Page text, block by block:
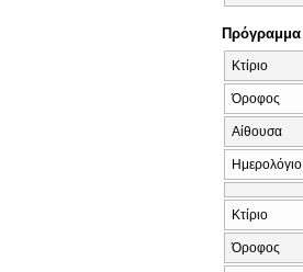
Πρόγραμμα
Κτίριο
Όροφος
Αίθουσα
Ημερολόγιο
Κτίριο
Όροφος